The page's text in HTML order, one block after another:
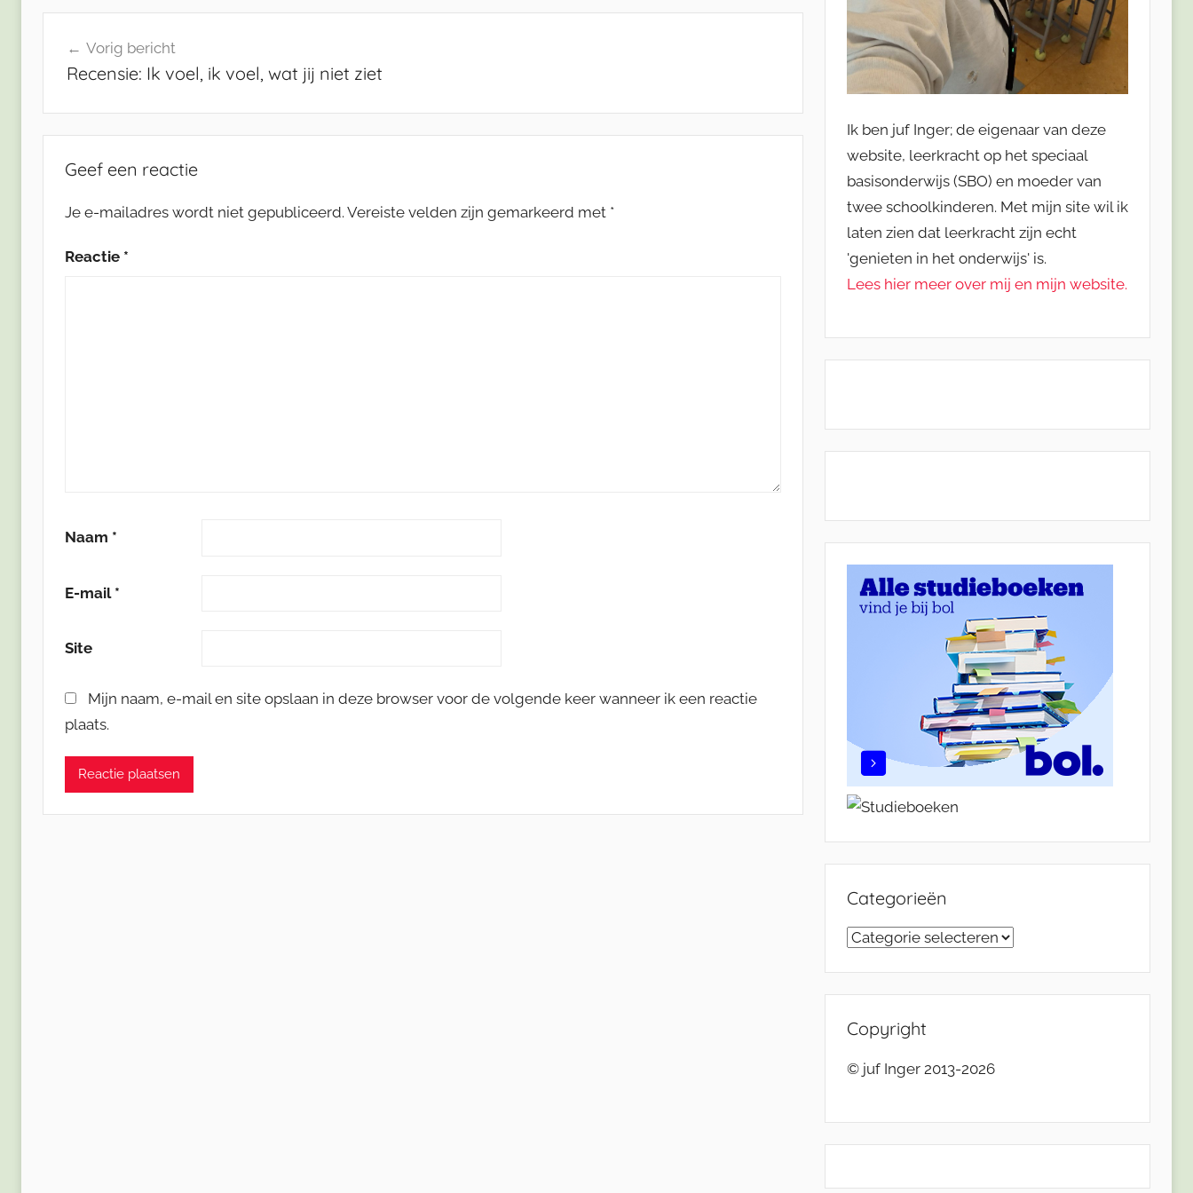
navigatie
Vorig bericht
Recensie: Ik voel, ik voel, wat jij niet ziet
Geef een reactie
Je e-mailadres wordt niet gepubliceerd. Vereiste velden zijn gemarkeerd met *
Reactie *
Naam *
E-mail *
Site
Mijn naam, e-mail en site opslaan in deze browser voor de volgende keer wanneer ik een reactie
plaats.
Ik ben juf Inger; de eigenaar van deze
website, leerkracht op het speciaal
basisonderwijs (SBO) en moeder van
twee schoolkinderen. Met mijn site wil ik
laten zien dat leerkracht zijn echt
'genieten in het onderwijs' is.
Lees hier meer over mij en mijn website.
Categorieën
Categorieën
Copyright
© juf Inger 2013-2026